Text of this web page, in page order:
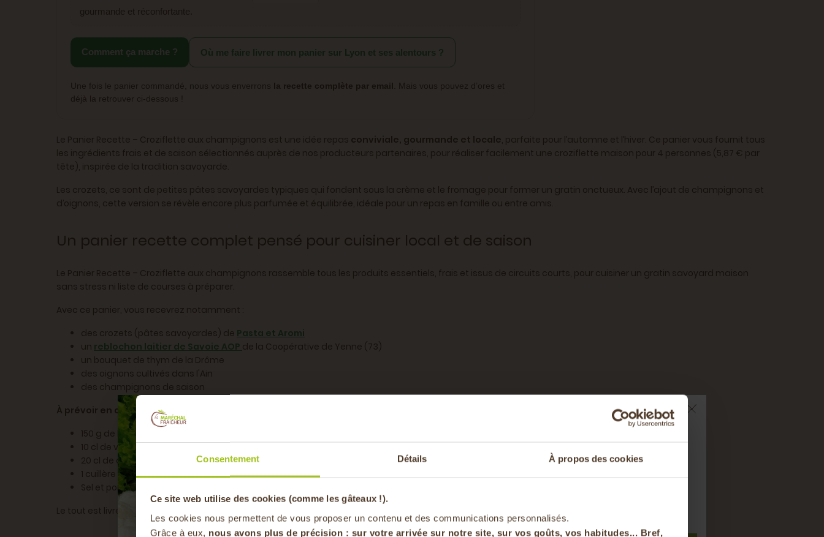
Consentement Détails À propos des cookies
Ce site web utilise des cookies (comme les gâteaux !).
Les cookies nous permettent de vous proposer un contenu et des communications personnalisés.
Grâce à eux, nous avons plus de précision : sur votre arrivée sur notre site, sur vos goûts, vos habitudes... Bref,
gourmande et réconfortante.
Comment ça marche ? Où me faire livrer mon panier sur Lyon et ses alentours ?
Une fois le panier commandé, nous vous enverrons la recette complète par email . Mais vous pouvez d’ores et
déjà la retrouver ci-dessous !
Le Panier Recette – Croziflette aux champignons est une idée repas conviviale, gourmande et locale, parfaite pour l’automne et l’hiver. Ce panier vous fournit tous
les ingrédients frais et de saison sélectionnés auprès de nos producteurs partenaires, pour réaliser facilement une croziflette maison pour 4 personnes (5,87 € par
tête), inspirée de la tradition savoyarde.
Les crozets, ce sont de petites pâtes savoyardes typiques qui fondent sous la crème et le fromage pour former un gratin onctueux. Avec l’ajout de champignons et
d’oignons, cette version se révèle encore plus parfumée et équilibrée, idéale pour un repas en famille ou entre amis.
Un panier recette complet pensé pour cuisiner local et de saison
Le Panier Recette – Croziflette aux champignons rassemble tous les produits essentiels, frais et issus de circuits courts, pour cuisiner un gratin savoyard maison
sans stress ni liste de courses à préparer.
Avec ce panier, vous recevrez notamment :
des crozets (pâtes savoyardes) de Pasta et Aromi
un reblochon laitier de Savoie AOP de la Coopérative de Yenne (73)
un bouquet de thym de la Drôme
des oignons cultivés dans l'Ain
des champignons de saison
À prévoir en complément dans vos placards :
150 g de lardons fumés
10 cl de vin blanc sec
20 cl de crème fraîche épaisse
1 cuillère à soupe d’huile d’olive
Sel et poivre du moulin
Le tout est livré en vrac, avec vos produits frais et de saison, directement dans nos points relais commerçants sur Lyon et son agglomération.
-20% offerts sur votre
panier
en vous inscrivant à notre newsletter